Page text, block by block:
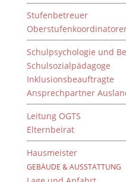
Stufenbetreuer
Schulpsychologie und
Schulsozialpädagoge
Inklusionsbeauftragte
Ansprechpartner
Leitung OGTS
Elternbeirat
Hausmeister
GEBÄUDE & AUSSTATTUNG
von Dientzenhofer-
Auch die DG-Jungs